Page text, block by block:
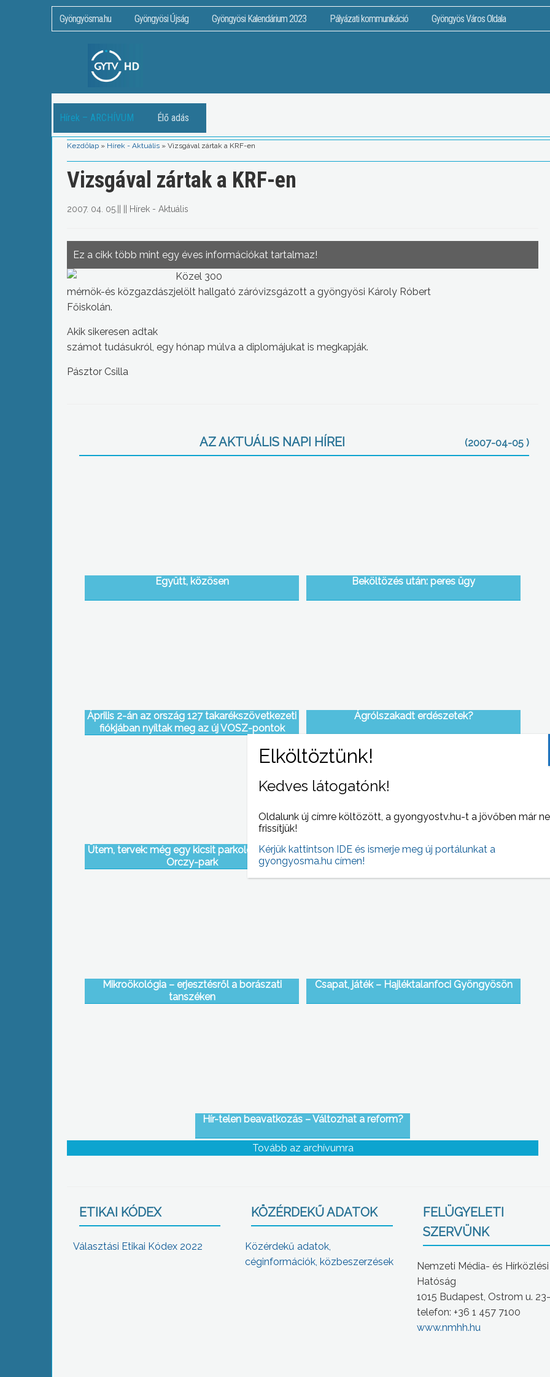
Gyöngyösma.hu Gyöngyösi Újság Gyöngyösi Kalendárium 2023 Pályázati kommunikáció Gyöngyös Város Oldala
Hírek – ARCHÍVUM Élő adás
Kezdőlap » Hírek - Aktuális » Vizsgával zártak a KRF-en
Vizsgával zártak a KRF-en
2007. 04. 05. Hírek - Aktuális
Ez a cikk több mint egy éves információkat tartalmaz!
Közel 300
mérnök-és közgazdászjelölt hallgató záróvizsgázott a gyöngyösi Károly Róbert
Főiskolán.
Akik sikeresen adtak
számot tudásukról, egy hónap múlva a diplomájukat is megkapják.
Pásztor Csilla
AZ AKTUÁLIS NAPI HÍREI (2007-04-05 )
Együtt, közösen Beköltözés után: peres ügy
Április 2-án az ország 127 takarékszövetkezeti
fiókjában nyíltak meg az új VOSZ-pontok
Ágrólszakadt erdészetek?
Ütem, tervek: még egy kicsit parkolópályán az
Orczy-park
In Memoriam Kodály Zoltán – Varga Győző
Mikroökológia – erjesztésről a borászati
tanszéken
Csapat, játék – Hajléktalanfoci Gyöngyösön
Hír-telen beavatkozás – Változhat a reform?
Tovább az archívumra
ETIKAI KÓDEX
Választási Etikai Kódex 2022
KÖZÉRDEKŰ ADATOK
Közérdekű adatok,
céginformációk, közbeszerzések
FELÜGYELETI
SZERVÜNK
Nemzeti Média- és Hírközlési
Hatóság
1015 Budapest, Ostrom u.
telefon: +36 1 457 7100
www.nmhh.hu
Kedves látogatónk!
Oldalunk új címre költözött, a gyongyostv.hu-t a jövőben már
frissítjük!
Kérjük kattintson IDE és ismerje meg új portálunkat a
gyongyosma.hu címen!